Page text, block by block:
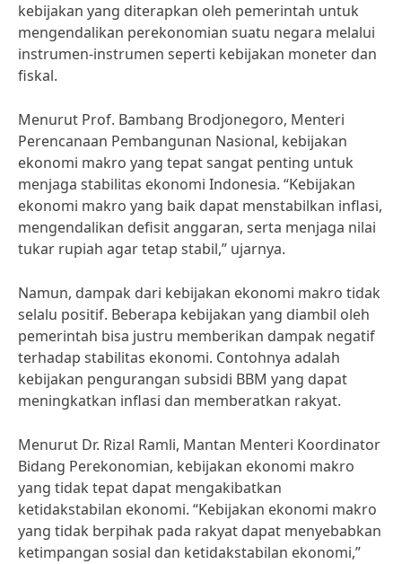
kebijakan yang diterapkan oleh pemerintah untuk
mengendalikan perekonomian suatu negara melalui
instrumen-instrumen seperti kebijakan moneter dan
fiskal.
Menurut Prof. Bambang Brodjonegoro, Menteri
Perencanaan Pembangunan Nasional, kebijakan
ekonomi makro yang tepat sangat penting untuk
menjaga stabilitas ekonomi Indonesia. “Kebijakan
ekonomi makro yang baik dapat menstabilkan inflasi,
mengendalikan defisit anggaran, serta menjaga nilai
tukar rupiah agar tetap stabil,” ujarnya.
Namun, dampak dari kebijakan ekonomi makro tidak
selalu positif. Beberapa kebijakan yang diambil oleh
pemerintah bisa justru memberikan dampak negatif
terhadap stabilitas ekonomi. Contohnya adalah
kebijakan pengurangan subsidi BBM yang dapat
meningkatkan inflasi dan memberatkan rakyat.
Menurut Dr. Rizal Ramli, Mantan Menteri Koordinator
Bidang Perekonomian, kebijakan ekonomi makro
yang tidak tepat dapat mengakibatkan
ketidakstabilan ekonomi. “Kebijakan ekonomi makro
yang tidak berpihak pada rakyat dapat menyebabkan
ketimpangan sosial dan ketidakstabilan ekonomi,”